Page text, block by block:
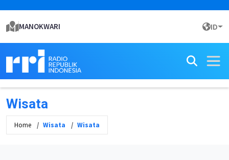
MANOKWARI ID
Wisata
Home Wisata Wisata